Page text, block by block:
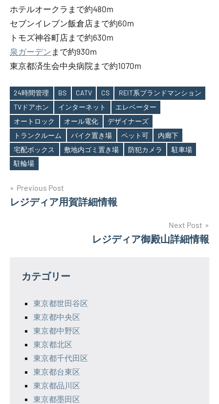
ホテルオークラまで約480m
セブンイレブン飯倉店まで約60m
トモズ神谷町店まで約630m
泉ガーデン まで約930m
東京都済生会中央病院まで約1070m
Tags
24時間管理 BS CATV CS
REIT系ブランドマンション
TVドアホン
インターネット
エレベーター
オートロック
オール電化
デザイナーズ
トランクルーム
バイク置き場 ペット可
内廊下
宅配ボックス
敷地内ゴミ置き場 防犯カメラ
駐車場
駐輪場
投
稿
ー
Previous Post
レジディア用賀詳細情報
Next Post
レジディア御殿山詳細情報
カテゴリー
東京都世田谷区
東京都中央区
東京都中野区
東京都北区
東京都千代田区
東京都台東区
東京都品川区
東京都墨田区